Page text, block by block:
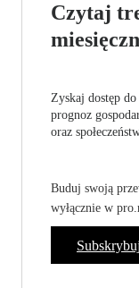
Czytaj
Zyskaj dostęp
prognoz
oraz
Buduj swoją
wyłącznie w